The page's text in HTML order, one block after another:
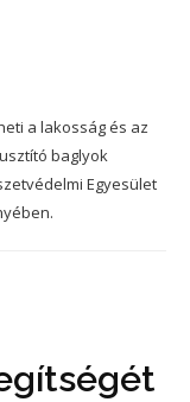
a lakosság és az
baglyok
Egyesület